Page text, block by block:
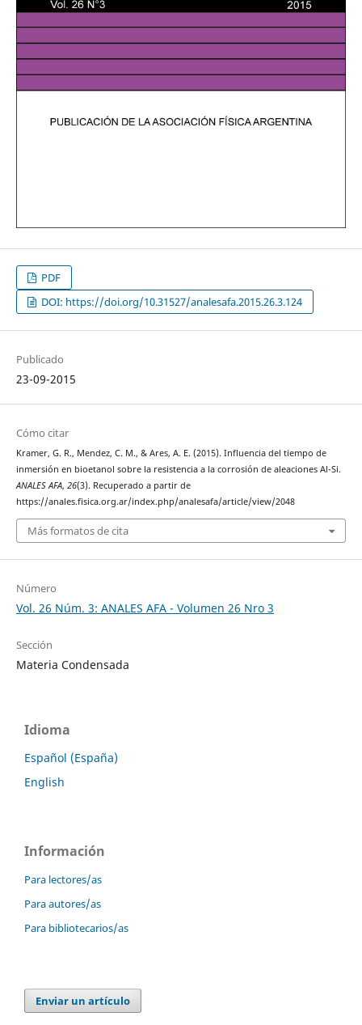
PDF
DOI: https://doi.org/10.31527/analesafa.2015.26.3.124
Publicado
23-09-2015
Cómo citar
Kramer, G. R., Mendez, C. M., & Ares, A. E. (2015). Influencia del tiempo de
inmersión en bioetanol sobre la resistencia a la corrosión de aleaciones Al-Si.
ANALES AFA, 26(3). Recuperado a partir de
https://anales.fisica.org.ar/index.php/analesafa/article/view/2048
Más formatos de cita
Número
Vol. 26 Núm. 3: ANALES AFA - Volumen 26 Nro 3
Sección
Materia Condensada
Idioma
Español (España)
English
Información
Para lectores/as
Para autores/as
Para bibliotecarios/as
Enviar un artículo